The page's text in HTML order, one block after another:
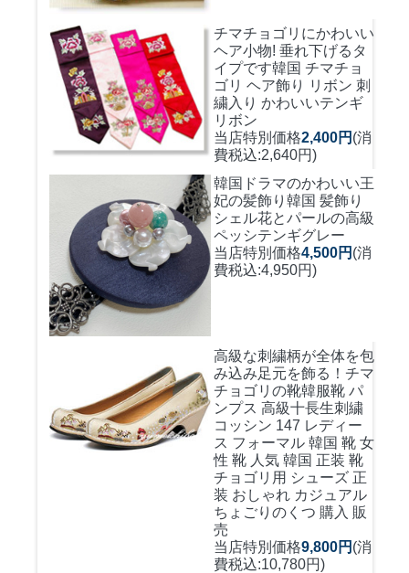
チマチョゴリにかわいい
ヘア小物! 垂れ下げるタ
イプです韓国 チマチョ
ゴリ ヘア飾り リボン 刺
繍入り かわいいテンギ
リボン
当店特別価格2,400円 (消
費税込:2,640円)
韓国ドラマのかわいい王
妃の髪飾り 韓国 髪飾り
シェル花とパールの高級
ペッシテンギグレー
当店特別価格4,500円 (消
費税込:4,950円)
高級な刺繍柄が全体を包
み込み足元を飾る！ チマ
チョゴリの靴韓服靴 パ
ンプス 高級十長生刺繍
コッシン 147 レディー
ス フォーマル 韓国 靴 女
性 靴 人気 韓国 正装 靴
チョゴリ用 シューズ 正
装 おしゃれ カジュアル
ちょごりのくつ 購入 販
売
当店特別価格9,800円 (消
費税込:10,780円)